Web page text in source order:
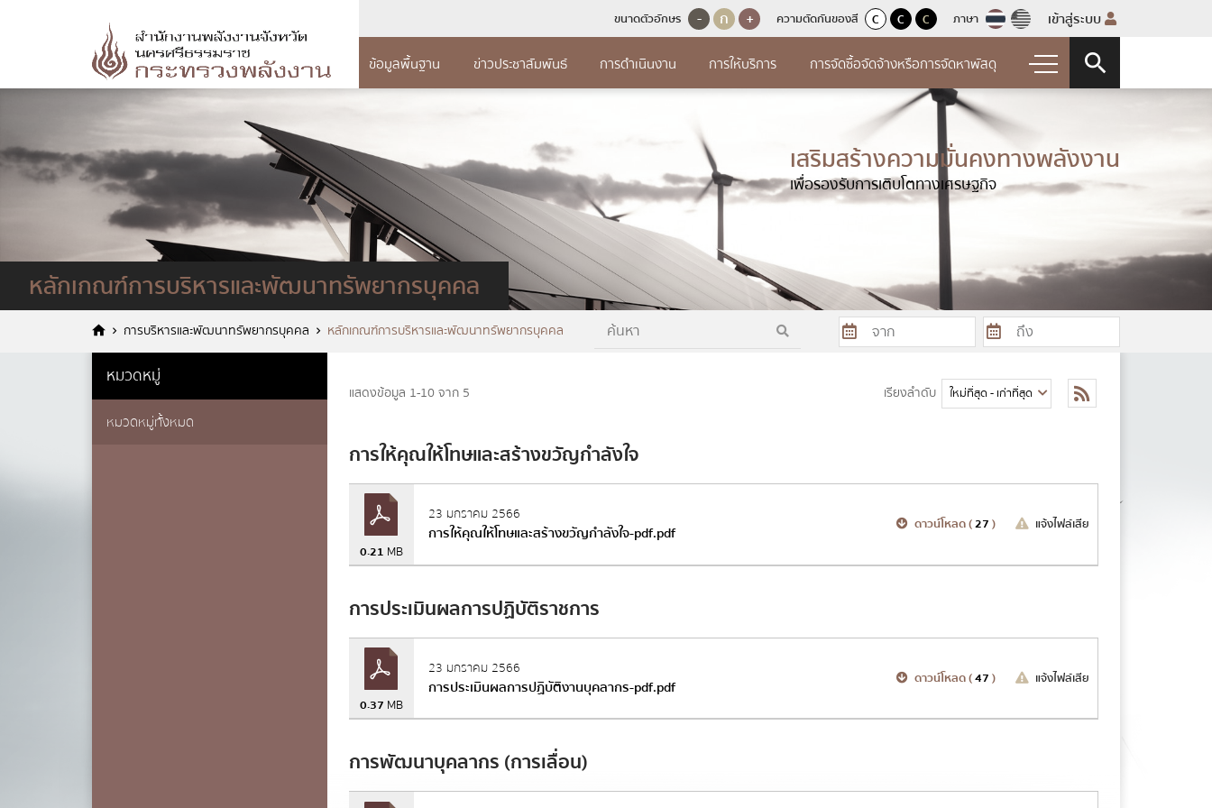
ขนาดตัวอักษร - ก + ความตัดกันของสี C C C ภาษา เข้าสู่ระบบ
ข้อมูลพื้นฐาน
โครงสร้าง
ข้อมูลผู้บริหาร
อำนาจหน้าที่
แผนยุทธศาสตร์หรือแผนพัฒนาหน่วยงาน
เจตจำนงสุจริตของผู้บริหาร
การมีส่วนร่วมของผู้บริหาร
กฎหมายที่เกี่ยวข้อง
ข่าวประชาสัมพันธ์ การดำเนินงาน
แผนดำเนินงานประจำปี
รายงานการกำกับติดตามการดำเนินงาน
ประจำปี รอบ 6 เดือน
รายงานผลการดำเนินงานประจำปี
คู่มือหรือมาตรฐานการปฏิบัติงาน
แผนการใช้จ่ายงบประมาณประจำปี
แผนการใช้จ่ายงบประมาณประจำปี
ประมาณประจำปี รอบ 6 เดือน
แผนการใช้จ่ายงบประมาณประจำปี (ต่อ)
รายงานการกำกับติดตามการใช้จ่ายงบ
ประมาณประจำปี รอบ 6 เดือน
รายงานผลการใช้จ่ายงบประมาณประจำปี
การเปิดโอกาสให้เกิดการมีส่วนร่วม
การเปิดโอกาสให้เกิดการมีส่วนร่วม
การให้บริการ
คู่มือหรือมาตรฐานการให้บริการ
ข้อมูลเชิงสถิติการให้บริการ
รายงานผลการสำรวจความพึงพอใจการให้
บริการ
Q&A
E-Service
ร้องเรียน/ร้องทุกข์
การจัดซื้อจัดจ้างหรือการจัดหาพัสดุ
การจัดซื้อจัดจ้างหรือการ
จัดหาพัสดุ
แผนการจัดซื้อจัดจ้างหรือแผนการจัดหาพัสดุ
สรุปผลการจัดซื้อจัดจ้างหรือการจัดหาพัสดุ
รายเดือน
รายงานผลการจัดซื้อจัดจ้างหรือการจัดหา
พัสดุประจำปี
ทรัพยากรบุคคล
นโยบายการบริหารทรัพยากรบุคคล
การดำเนินการตามนโยบายการบริหาร
ทรัพยากรบุคคล
หลักเกณฑ์การบริหารและพัฒนาทรัพยากร
บุคคล
บุคคลประจำปี
การจัดการเรื่องร้องเรียนการทุจริตและ
ประพฤติมิชอบ
แนวปฏิบัติการจัดการเรื่องร้องเรียนการ
ช่องทางแจ้งเรื่องร้องเรียนการทุจริตและ
ประพฤติมิชอบ
ข้อมูลเชิงสถิติเรื่องร้องเรียนการทุจริตและ
ประพฤติมิชอบประจำปี
การดำเนินการเพื่อจัดการความเสี่ยงการ
รายงานการกำกับติดตามการดำเนินการ
รายงานผลการดำเนินการป้องกันการทุจริต
การดำเนินการตามมาตรการส่งเสริม
เสริมสร้างความมั่นคงทางพลังงาน
เพื่อรองรับการเติบโตทางเศรษฐกิจ
หลักเกณฑ์การบริหารและพัฒนาทรัพยากรบุคคล
การบริหารและพัฒนาทรัพยากรบุคคล หลักเกณฑ์การบริหารและพัฒนาทรัพยากรบุคคล
หมวดหมู่
หมวดหมู่ทั้งหมด
แสดงข้อมูล 1-10 จาก 5 เรียงลำดับ
การให้คุณให้โทษและสร้างขวัญกำลังใจ
0.21 MB
23 มกราคม 2566
การให้คุณให้โทษและสร้างขวัญกำลังใจ-pdf.pdf ดาวน์โหลด (27 ) แจ้งไฟล์เสีย
การประเมินผลการปฏิบัติราชการ
0.37 MB
23 มกราคม 2566
การประเมินผลการปฏิบัติงานบุคลากร-pdf.pdf ดาวน์โหลด (47 ) แจ้งไฟล์เสีย
การพัฒนาบุคลากร (การเลื่อน)
แบบฟอร์มการติดต่อ
นามสกุล*
เบอร์โทรศัพท์
อีเมล*
ข้อความ*